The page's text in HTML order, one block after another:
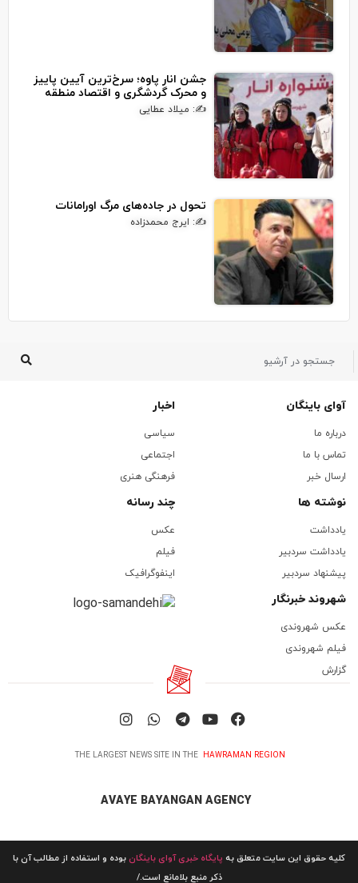
جشن انار پاوه؛ سرخ‌ترین آیین پاییز
و محرک گردشگری و اقتصاد منطقه
✍: میلاد عطایی
تحول در جاده‌های مرگ اورامانات
✍: ایرج محمدزاده
آوای باینگان
درباره ما
تماس با ما
ارسال خبر
اخبار
سیاسی
اجتماعی
فرهنگی هنری
نوشته ها
یادداشت
یادداشت سردبیر
پیشنهاد سردبیر
چند رسانه
عکس
فیلم
اینفوگرافیک
شهروند خبرنگار
عکس شهروندی
فیلم شهروندی
گزارش
THE LARGEST NEWS SITE IN THE HAWRAMAN REGION
AVAYE BAYANGAN AGENCY
کلیه حقوق این سایت متعلق به پایگاه خبری آوای باینگانبوده و استفاده از مطالب آن با
ذکر منبع بلامانع است./